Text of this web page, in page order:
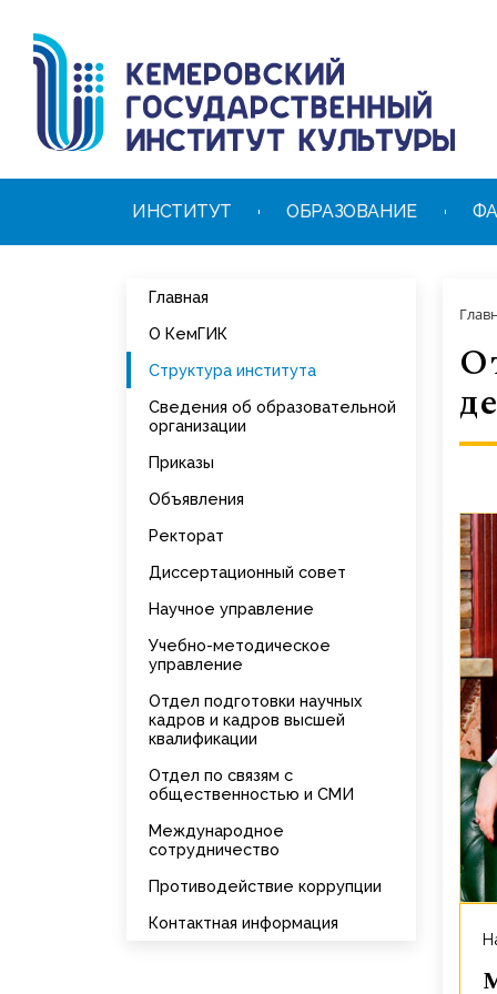
ИНСТИТУТ ОБРАЗОВАНИЕ
Главная
О КемГИК
Структура института
Сведения об образовательной
организации
Приказы
Объявления
Ректорат
Диссертационный совет
Научное управление
Учебно-методическое
управление
Отдел подготовки научных
кадров и кадров высшей
квалификации
Отдел по связям с
общественностью и СМИ
Международное
сотрудничество
Противодействие коррупции
Контактная информация